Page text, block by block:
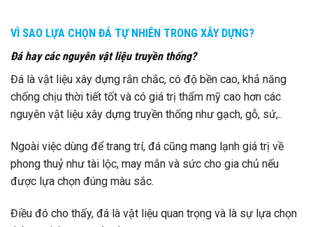
VÌ SAO LỰA CHỌN ĐÁ TỰ NHIÊN TRONG XÂY DỰNG?
Đá hay các nguyên vật liệu truyền thống?
Đá là vật liệu xây dựng rắn chắc, có độ bền cao, khả năng
chống chịu thời tiết tốt và có giá trị thẩm mỹ cao hơn các
nguyên vật liệu xây dựng truyền thống như gạch, gỗ, sứ,..
Ngoài việc dùng để trang trí, đá cũng mang lạnh giá trị về
phong thuỷ như tài lộc, may mắn và sức cho gia chủ nếu
được lựa chọn đúng màu sắc.
Điều đó cho thấy, đá là vật liệu quan trọng và là sự lựa chọn